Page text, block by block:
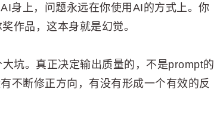
身上，问题永远在你使用AI的方式上。你
作品，这本身就是幻觉。
坑。真正决定输出质量的，不是prompt的
不断修正方向，有没有形成一个有效的反